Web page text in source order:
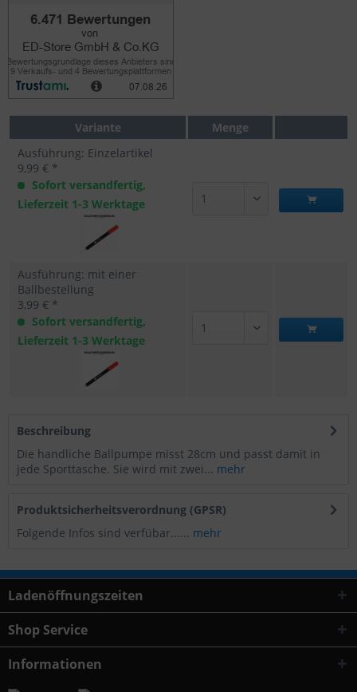
Variante
Menge
Ausführung: Einzelartikel
9,99 € *
Sofort versandfertig,
Lieferzeit 1-3 Werktage
Ausführung: mit einer
Ballbestellung
3,99 € *
Sofort versandfertig,
Lieferzeit 1-3 Werktage
Beschreibung
Die handliche Ballpumpe misst 28cm und passt damit in
jede Sporttasche. Sie wird mit zwei... mehr
Produktsicherheitsverordnung (GPSR)
Folgende Infos sind verfübar...... mehr
Ladenöffnungszeiten
Shop Service
Informationen